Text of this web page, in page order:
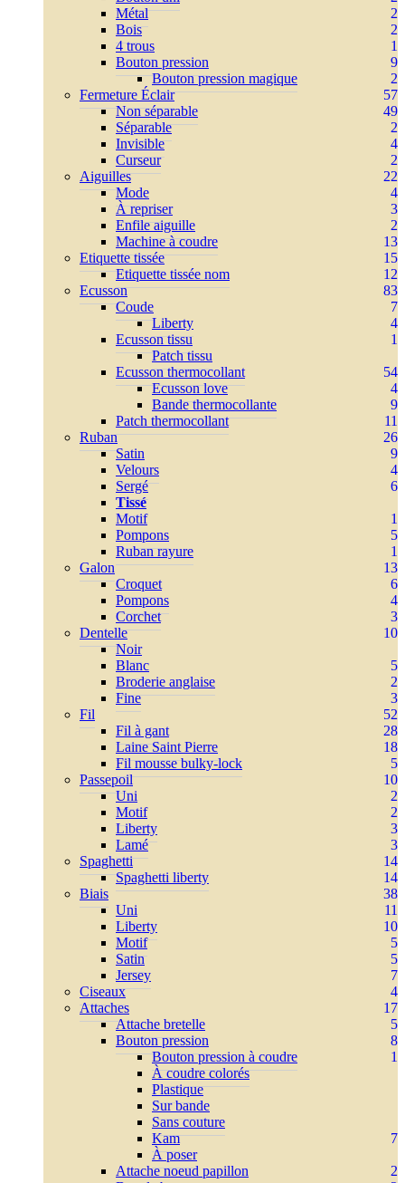
Métal
2
Bois
2
4 trous
1
Bouton pression
9
Bouton pression magique
2
Fermeture Éclair
57
Non séparable
49
Séparable
2
Invisible
4
Curseur
2
Aiguilles
22
Mode
4
À repriser
3
Enfile aiguille
2
Machine à coudre
13
Etiquette tissée
15
Etiquette tissée nom
12
Ecusson
83
Coude
7
Liberty
4
Ecusson tissu
1
Patch tissu
Ecusson thermocollant
54
Ecusson love
4
Bande thermocollante
9
Patch thermocollant
11
Ruban
26
Satin
9
Velours
4
Sergé
6
Tissé
Motif
1
Pompons
5
Ruban rayure
1
Galon
13
Croquet
6
Pompons
4
Corchet
3
Dentelle
10
Noir
Blanc
5
Broderie anglaise
2
Fine
3
Fil
52
Fil à gant
28
Laine Saint Pierre
18
Fil mousse bulky-lock
5
Passepoil
10
Uni
2
Motif
2
Liberty
3
Lamé
3
Spaghetti
14
Spaghetti liberty
14
Biais
38
Uni
11
Liberty
10
Motif
5
Satin
5
Jersey
7
Ciseaux
4
Attaches
17
Attache bretelle
5
Bouton pression
8
Bouton pression à coudre
1
À coudre colorés
Plastique
Sur bande
Sans couture
Kam
7
À poser
Attache noeud papillon
2